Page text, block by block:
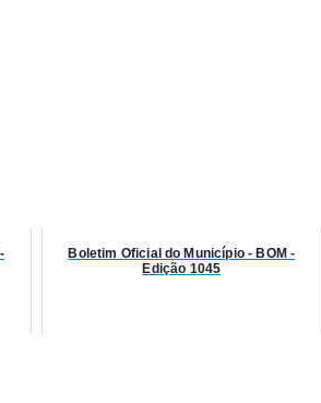
Boletim Oficial do Município - BOM -
Edição 1045